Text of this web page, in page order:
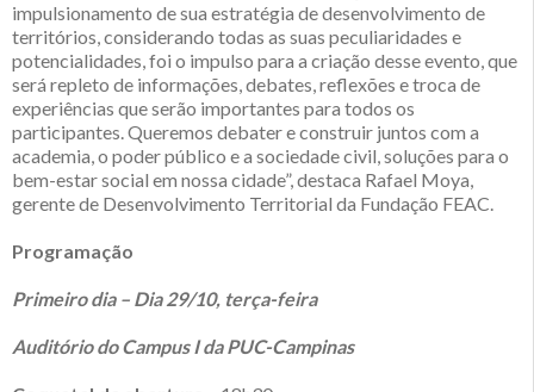
impulsionamento de sua estratégia de desenvolvimento de
territórios, considerando todas as suas peculiaridades e
potencialidades, foi o impulso para a criação desse evento, que
será repleto de informações, debates, reflexões e troca de
experiências que serão importantes para todos os
participantes. Queremos debater e construir juntos com a
academia, o poder público e a sociedade civil, soluções para o
bem-estar social em nossa cidade”, destaca Rafael Moya,
gerente de Desenvolvimento Territorial da Fundação FEAC.
Programação
Primeiro dia – Dia 29/10, terça-feira
Auditório do Campus I da PUC-Campinas